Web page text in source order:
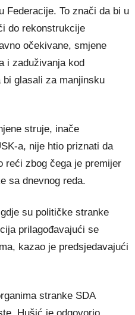
Federacije. To znači da bi u
do rekonstrukcije
očekivane, smjene
i zaduživanja kod
glasali za manjinsku
struje, inače
a, nije htio priznati da
reći zbog čega je premijer
sa dnevnog reda.
su političke stranke
prilagođavajući se
kazao je predsjedavajući
stranke SDA